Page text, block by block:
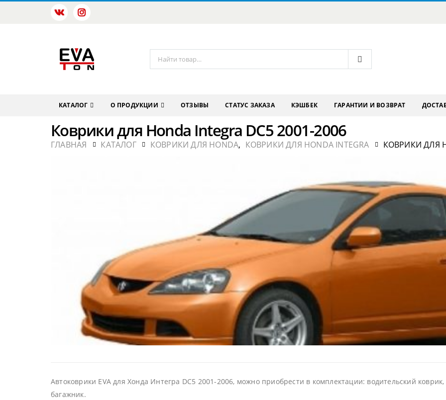
КАТАЛОГ О ПРОДУКЦИИ ОТЗЫВЫ СТАТУС ЗАКАЗА КЭШБЕК ГАРАНТИИ И ВОЗВРАТ
Коврики для Honda Integra DC5 2001-2006
ГЛАВНАЯ КАТАЛОГ КОВРИКИ ДЛЯ HONDA, КОВРИКИ ДЛЯ HONDA INTEGRA КОВРИКИ ДЛЯ
Автоковрики EVA для Хонда Интегра DC5 2001-2006, можно приобрести в комплектации: водительский
багажник.